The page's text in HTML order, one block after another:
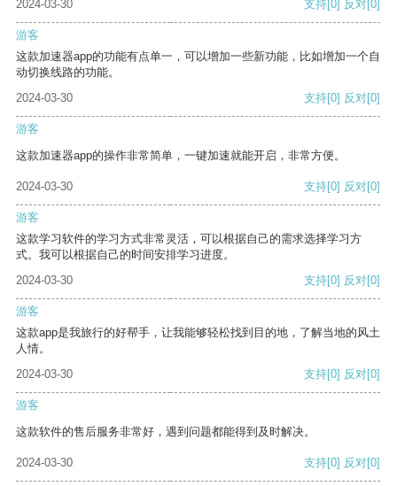
2024-03-30 支持[0] 反对[0]
游客
这款加速器app的功能有点单一，可以增加一些新功能，比如增加一个自
动切换线路的功能。
2024-03-30
支持[0] 反对[0]
游客
这款加速器app的操作非常简单，一键加速就能开启，非常方便。
2024-03-30 支持[0] 反对[0]
游客
这款学习软件的学习方式非常灵活，可以根据自己的需求选择学习方
式。我可以根据自己的时间安排学习进度。
2024-03-30
支持[0] 反对[0]
游客
这款app是我旅行的好帮手，让我能够轻松找到目的地，了解当地的风土
人情。
2024-03-30
支持[0] 反对[0]
游客
这款软件的售后服务非常好，遇到问题都能得到及时解决。
2024-03-30 支持[0] 反对[0]